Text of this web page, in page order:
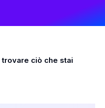
ciò che stai